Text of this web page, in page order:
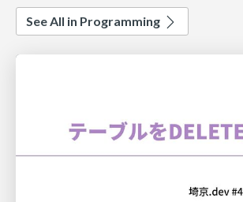
See All in Programming